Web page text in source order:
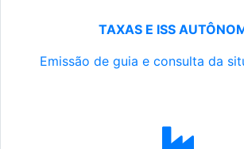
TAXAS E ISS
Emissão de guia e consulta da